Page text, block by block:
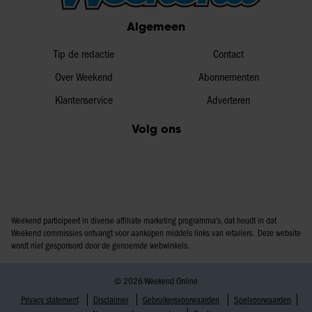
partners kunnen deze gegevens combineren met andere
informatie die u aan ze heeft verstrekt of die ze hebben
gaat akkoord met onze cookies als u onze website blijft
gebruiken.
Algemeen
Tip de redactie
Over Weekend
Klantenservice
Contact
Abonnementen
Adverteren
Volg ons
Weekend participeert in diverse affiliate marketing programma’s, dat houdt in dat
Weekend commissies ontvangt voor aankopen middels links van retailers. Deze website
wordt niet gesponsord door de genoemde webwinkels.
© 2026 Weekend Online
Privacy statement
Disclaimer Gebruikersvoorwaarden
Spelvoorwaarden